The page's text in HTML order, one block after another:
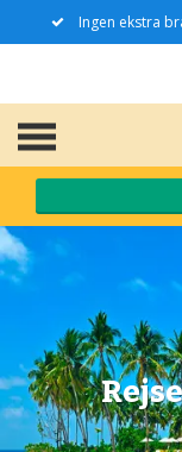
Ingen ekstra